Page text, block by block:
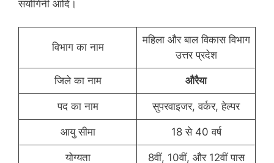
संयोगिनी आदि।
विभाग का नाम
महिला और बाल विकास विभाग
उत्तर प्रदेश
जिले का नाम औरैया
पद का नाम सुपरवाइजर, वर्कर, हेल्पर
आयु सीमा 18 से 40 वर्ष
योग्यता 8वीं, 10वीं, और 12वीं पास